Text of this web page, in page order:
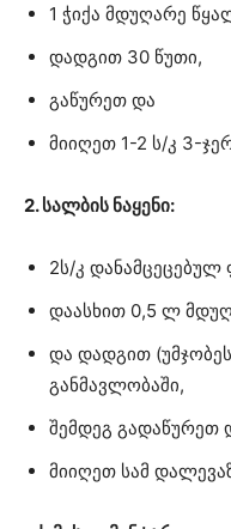
1 ჭიქა მდუღარე
დადგით 30 წუთი,
გაწურეთ და
მიიღეთ 1-2 ს/კ 3-
2. სალბის ნაყენი:
2ს/კ
დაასხით 0,5 ლ
და დადგით
განმავლობაში,
შემდეგ გადაწურეთ
მიიღეთ სამ